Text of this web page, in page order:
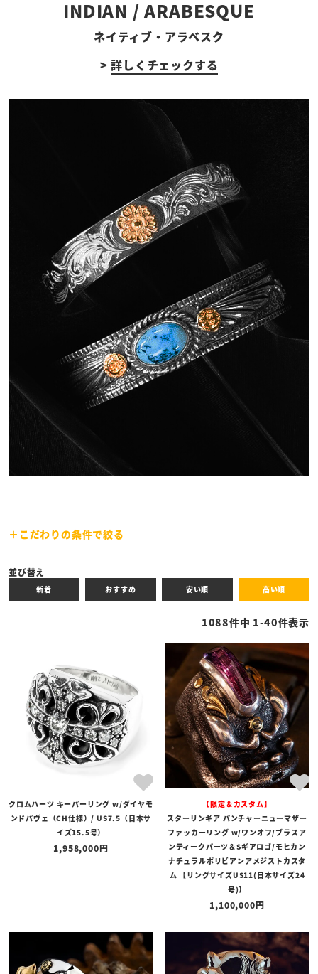
INDIAN / ARABESQUE
ネイティブ・アラベスク
>詳しくチェックする
こだわりの条件で絞る
全ての商品
予約商品 セール商品
カテゴリ
ブランド
価格
在庫なしを含む
並び替え
新着 おすすめ 安い順 高い順
1088件中 1-40件表示
クロムハーツ キーパーリング w/ダイヤモ
ンドパヴェ（CH仕様）/ US7.5（日本サ
イズ15.5号）
1,958,000
【限定＆カスタム】
スターリンギア パンチャーニューマザー
ファッカーリング w/ワンオフ/ブラスア
ンティークパーツ＆Sギアロゴ/モヒカン
ナチュラルボリビアンアメジストカスタ
ム 【リングサイズUS11(日本サイズ24
号)】
1,100,000